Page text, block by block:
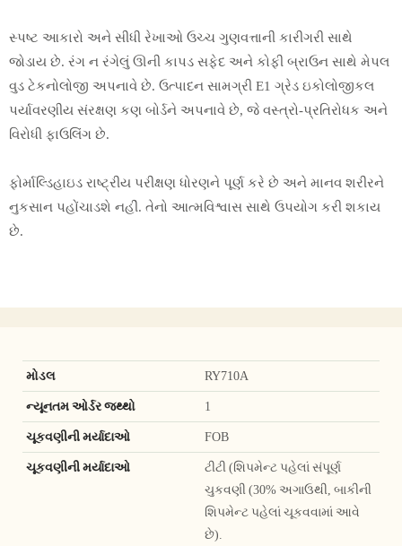
સ્પષ્ટ આકારો અને સીધી રેખાઓ ઉચ્ચ ગુણવત્તાની કારીગરી સાથે
જોડાય છે. રંગ ન રંગેલું ઊની કાપડ સફેદ અને કોફી બ્રાઉન સાથે મેપલ
વુડ ટેકનોલોજી અપનાવે છે. ઉત્પાદન સામગ્રી E1 ગ્રેડ ઇકોલોજીકલ
પર્યાવરણીય સંરક્ષણ કણ બોર્ડને અપનાવે છે, જે વસ્ત્રો-પ્રતિરોધક અને
વિરોધી ફાઉલિંગ છે.
ફોર્માલ્ડિહાઇડ રાષ્ટ્રીય પરીક્ષણ ધોરણને પૂર્ણ કરે છે અને માનવ શરીરને
નુકસાન પહોંચાડશે નહીં. તેનો આત્મવિશ્વાસ સાથે ઉપયોગ કરી શકાય
છે.
મોડલ RY710A
ન્યૂનતમ ઓર્ડર જથ્થો 1
ચૂકવણીની મર્યાદાઓ FOB
ચૂકવણીની મર્યાદાઓ
ટીટી (શિપમેન્ટ પહેલાં સંપૂર્ણ
ચુકવણી (30% અગાઉથી, બાકીની
શિપમેન્ટ પહેલાં ચૂકવવામાં આવે
છે).